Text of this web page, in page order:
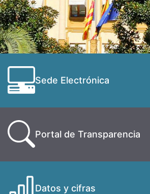
Sede Electrónica
Portal de Transparencia
Datos y cifras